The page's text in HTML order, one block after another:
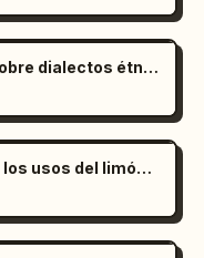
Diseño estético de infografía sobre dialectos étnicos
Portada de presentación sobre los usos del limón con estilo moderno